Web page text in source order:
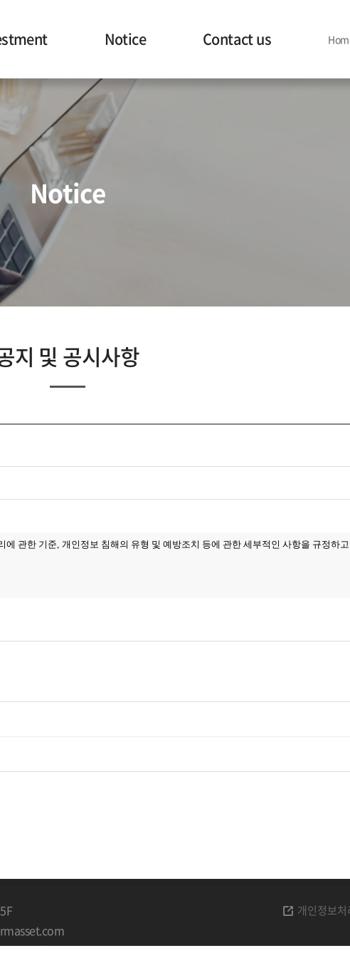
Notice Contact us
Notice
지 및 공시사항
에 관한 기준, 개인정보 침해의 유형 및 예방조치 등에 관한 세부적인 사항을 규정하
개인정보처